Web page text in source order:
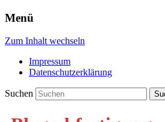
Menü
Zum Inhalt wechseln
Impressum
Datenschutzerklärung
Suchen